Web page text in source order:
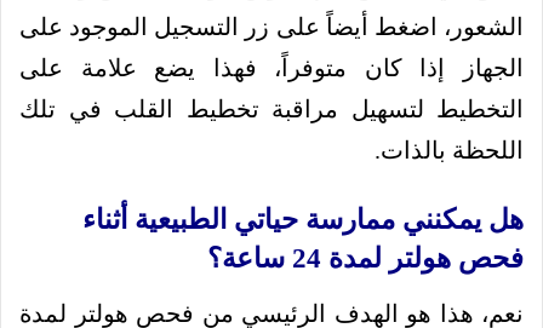
الشعور، اضغط أيضاً على زر التسجيل الموجود على
الجهاز إذا كان متوفراً، فهذا يضع علامة على
التخطيط لتسهيل مراقبة تخطيط القلب في تلك
اللحظة بالذات.
هل يمكنني ممارسة حياتي الطبيعية أثناء
فحص هولتر لمدة 24 ساعة؟
نعم، هذا هو الهدف الرئيسي من فحص هولتر لمدة